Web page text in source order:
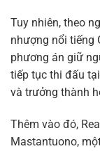
Tuy nhiên, theo
nhượng nổi tiếng
phương án giữ
tiếp tục thi đấu
và trưởng thành
Thêm vào đó,
Mastantuono,